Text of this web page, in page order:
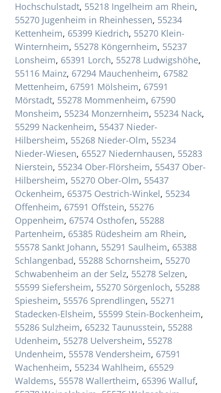
Hochschulstadt, 55218 Ingelheim am Rhein,
55270 Jugenheim in Rheinhessen, 55234
Kettenheim, 65399 Kiedrich, 55270 Klein-
Winternheim, 55278 Köngernheim, 55237
Lonsheim, 65391 Lorch, 55278 Ludwigshöhe,
55116 Mainz, 67294 Mauchenheim, 67582
Mettenheim, 67591 Mölsheim, 67591
Mörstadt, 55278 Mommenheim, 67590
Monsheim, 55234 Monzernheim, 55234 Nack,
55299 Nackenheim, 55437 Nieder-
Hilbersheim, 55268 Nieder-Olm, 55234
Nieder-Wiesen, 65527 Niedernhausen, 55283
Nierstein, 55234 Ober-Flörsheim, 55437 Ober-
Hilbersheim, 55270 Ober-Olm, 55437
Ockenheim, 65375 Oestrich-Winkel, 55234
Offenheim, 67591 Offstein, 55276
Oppenheim, 67574 Osthofen, 55288
Partenheim, 65385 Rüdesheim am Rhein,
55578 Sankt Johann, 55291 Saulheim, 65388
Schlangenbad, 55288 Schornsheim, 55270
Schwabenheim an der Selz, 55278 Selzen,
55599 Siefersheim, 55270 Sörgenloch, 55288
Spiesheim, 55576 Sprendlingen, 55271
Stadecken-Elsheim, 55599 Stein-Bockenheim,
55286 Sulzheim, 65232 Taunusstein, 55288
Udenheim, 55278 Uelversheim, 55278
Undenheim, 55578 Vendersheim, 67591
Wachenheim, 55234 Wahlheim, 65529
Waldems, 55578 Wallertheim, 65396 Walluf,